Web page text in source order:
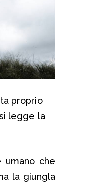
proprio
legge la
umano che
la giungla